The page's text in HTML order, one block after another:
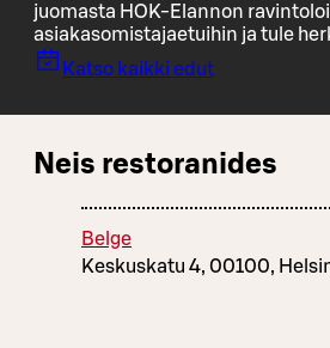
juomasta HOK-Elannon
asiakasomistajaetuihin ja tule
Katso kaikki edut
Neis restoranides
Belge
Keskuskatu 4, 00100,